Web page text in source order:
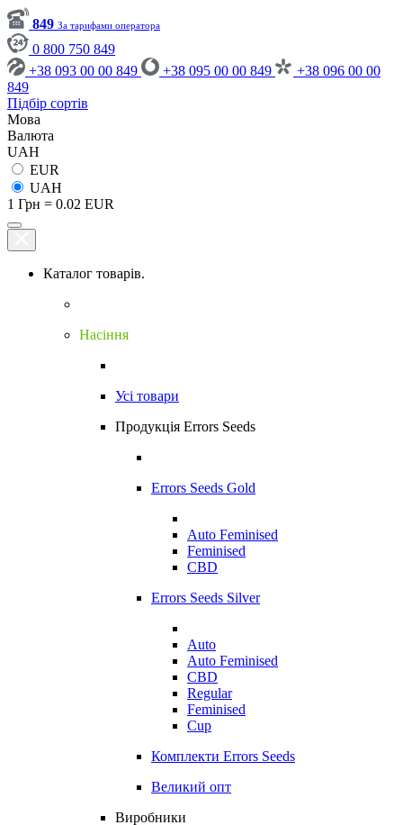
849 За тарифами оператора
0 800 750 849
+38 093 00 00 849
+38 095 00 00 849
+38 096 00 00
849
Підбір сортів
Мова
Валюта
UAH
EUR
UAH
1 Грн = 0.02 EUR
Каталог товарів.
Насіння
Усі товари
Продукція Errors Seeds
Errors Seeds Gold
Auto Feminised
Feminised
CBD
Errors Seeds Silver
Auto
Auto Feminised
CBD
Regular
Feminised
Cup
Комплекти Errors Seeds
Великий опт
Виробники